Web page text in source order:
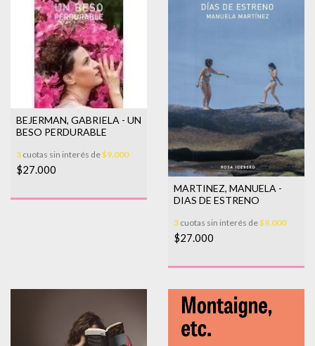
BEJERMAN, GABRIELA - UN
BESO PERDURABLE
3 cuotas sin interés de$9.000
$27.000
MARTINEZ, MANUELA -
DIAS DE ESTRENO
3 cuotas sin interés de$9.000
$27.000